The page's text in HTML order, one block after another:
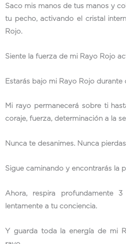
Saco mis manos de tus manos y
tu pecho, activando el cristal
Rojo.
Siente la fuerza de mi Rayo Rojo
Estarás bajo mi Rayo Rojo durante
Mi rayo permanecerá sobre ti
coraje, fuerza, determinación a la
Nunca te desanimes. Nunca
Sigue caminando y encontrarás la
Ahora, respira profundamente
lentamente a tu conciencia.
Y guarda toda la energía de mi